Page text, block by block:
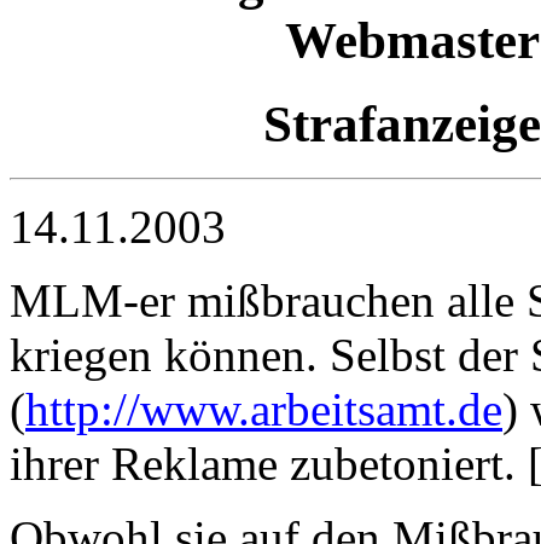
14.11.2003
MLM-er mißbrauchen alle
kriegen können. Selbst der
(http://www.arbeitsamt.de)
ihrer Reklame zubetoniert.